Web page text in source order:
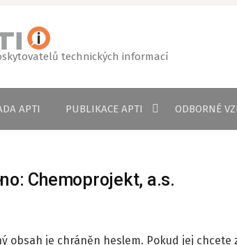
technických informací
APTI PUBLIKACE APTI ODBORNÉ
Chemoprojekt, a.s.
obsah je chráněn heslem. Pokud jej